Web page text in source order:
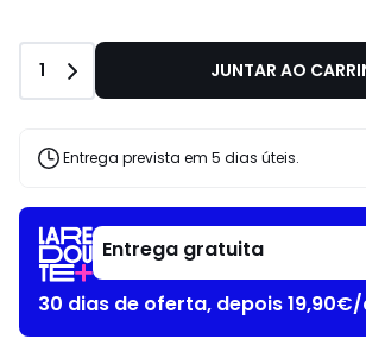
Quantidade
1 JUNTAR AO
Entrega prevista em 5 dias úteis.
Entrega gratuita
30 dias de oferta, depois